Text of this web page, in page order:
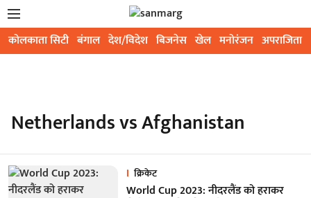
कोलकाता सिटी बंगाल देश/विदेश बिजनेस खेल मनोरंजन अपराजिता
Netherlands vs Afghanistan
क्रिकेट
World Cup 2023: नीदरलैंड को हराकर